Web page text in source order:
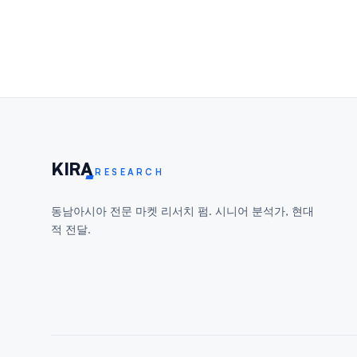
KIRA RESEARCH
동남아시아 전문 마켓 리서치 펌. 시니어 분석가, 현대
적 전달.